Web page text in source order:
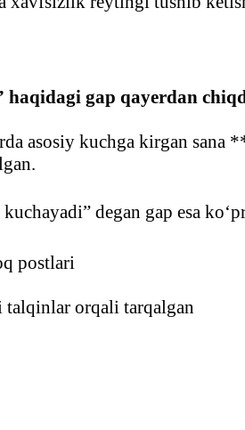
haqidagi gap qayerdan
asosiy kuchga kirgan
degan gap esa
postlari
talqinlar orqali tarqalgan